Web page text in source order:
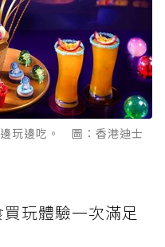
玩邊吃。 圖：香港迪士
玩體驗一次滿足